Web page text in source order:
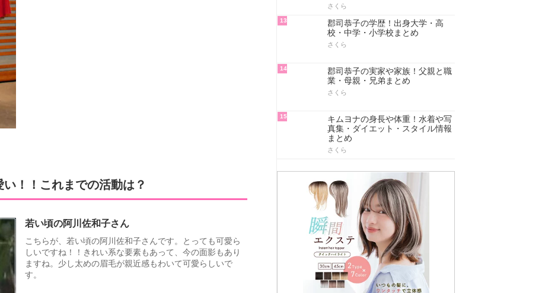
！！これまでの活動は？
若い頃の阿川佐和子さん
こちらが、若い頃の阿川佐和子さんです。とっても可愛ら
しいですね！！きれい系な要素もあって、今の面影もあり
ますね。少し太めの眉毛が親近感もわいて可愛らしいで
す。
さくら
13
郡司恭子の学歴！出身大学・高
校・中学・小学校まとめ
さくら
14
郡司恭子の実家や家族！父親と職
業・母親・兄弟まとめ
さくら
15
キムヨナの身長や体重！水着や写
真集・ダイエット・スタイル情報
まとめ
さくら